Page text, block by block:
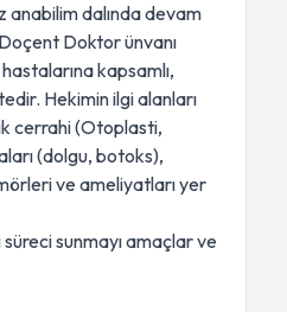
anabilim dalında devam
Doktor ünvanı
kapsamlı,
Hekimin ilgi alanları
cerrahi (Otoplasti,
(dolgu, botoks),
ve ameliyatları yer
sunmayı amaçlar ve